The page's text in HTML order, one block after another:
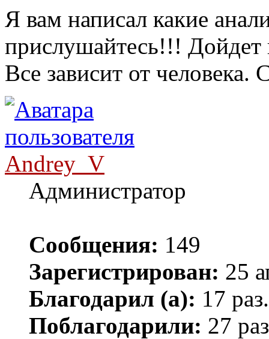
Я вам написал какие
прислушайтесь!!! Дойдет
Все зависит от
Andrey_V
Администратор
Сообщения: 149
Зарегистрирован: 25
Благодарил (а): 17 раз.
Поблагодарили: 27